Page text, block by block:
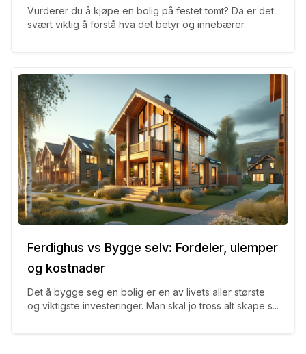
Vurderer du å kjøpe en bolig på festet tomt? Da er det
svært viktig å forstå hva det betyr og innebærer.
Ferdighus vs Bygge selv: Fordeler, ulemper
og kostnader
Det å bygge seg en bolig er en av livets aller største
og viktigste investeringer. Man skal jo tross alt skape s...